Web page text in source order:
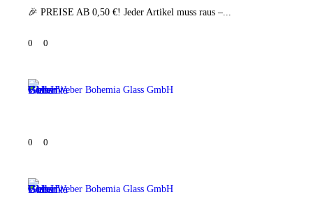
🎉 PREISE AB 0,50 €! Jeder Artikel muss raus –...
0 0
Weber Bohemia Glass GmbH
0 0
Weber Bohemia Glass GmbH